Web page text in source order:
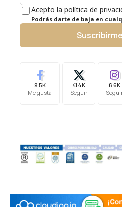
Acepto la política de
Podrás darte de baja en
9.5K
Me gusta
41.4K
Seguir
6.6K
Seguir